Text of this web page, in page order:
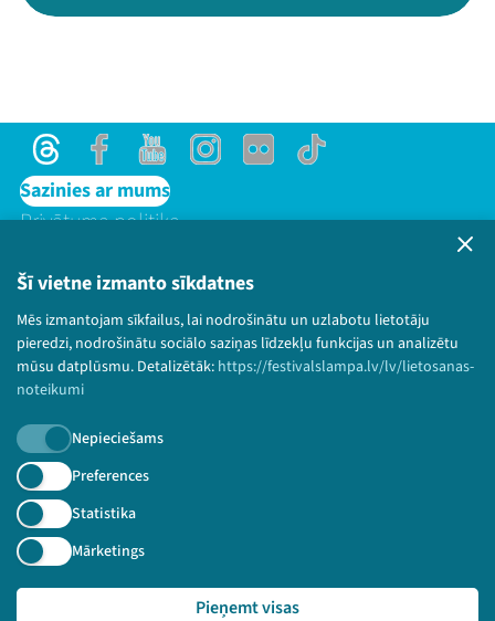
Šī vietne izmanto sīkdatnes
Mēs izmantojam sīkfailus, lai nodrošinātu un uzlabotu lietotāju
pieredzi, nodrošinātu sociālo saziņas līdzekļu funkcijas un analizētu
mūsu datplūsmu. Detalizētāk: https://festivalslampa.lv/lv/lietosanas-
noteikumi
Nepieciešams
Preferences
Statistika
Mārketings
Pieņemt visas
ThreadsFacebookYoutubeInstagram
Flick TikTok
Sazinies ar mums
Privātuma politika
Bērnu aizsardzības politika
© 2026 Sarunu festivāls LAMPA Visas tiesības
paturētas.
Piesakies jaunumiem!
Nepalaid garām aktuālāko informāciju!